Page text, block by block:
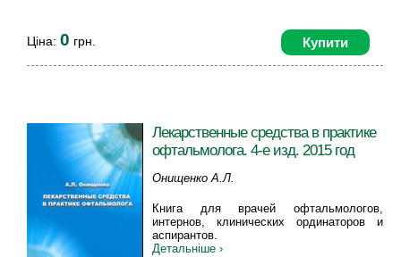
Купити
Ціна: 0 грн.
Лекарственные средства в практике
офтальмолога. 4-е изд. 2015 год
Онищенко А.Л.
Книга для врачей офтальмологов,
интернов, клинических ординаторов и
аспирантов.
Детальніше ›